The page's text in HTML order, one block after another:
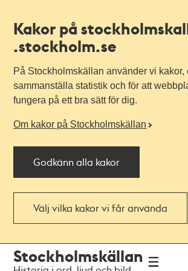
Kakor på
.stockholm.se
På Stockholmskällan använder vi kakor,
sammanställa statistik och för att
fungera på ett bra sätt för dig.
Om kakor på Stockholmskällan
Godkänn alla kakor
Välj vilka kakor vi får använda
navigationen
huvudinnehållet
Stockholmskällan